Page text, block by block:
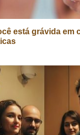
está grávida em